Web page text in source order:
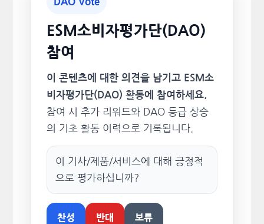
ESM소비자평가단(DAO)
참여
이 콘텐츠에 대한 의견을 남기고 ESM소
비자평가단(DAO) 활동에 참여하세요.
참여 시 추가 리워드와 DAO 등급 상승
의 기초 활동 이력으로 기록됩니다.
이 기사/제품/서비스에 대해 긍정적
으로 평가하십니까?
찬성 반대 보류